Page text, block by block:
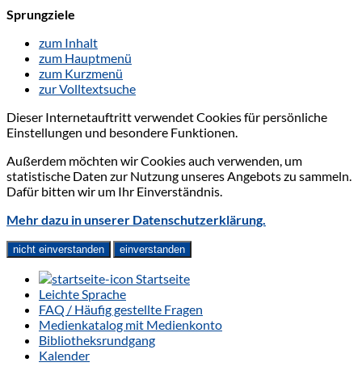
Sprungziele
zum Inhalt
zum Hauptmenü
zum Kurzmenü
zur Volltextsuche
Dieser Internetauftritt verwendet Cookies für persönliche
Einstellungen und besondere Funktionen.
Außerdem möchten wir Cookies auch verwenden, um
statistische Daten zur Nutzung unseres Angebots zu sammeln.
Dafür bitten wir um Ihr Einverständnis.
Mehr dazu in unserer Datenschutzerklärung.
nicht einverstanden einverstanden
Startseite
Leichte Sprache
FAQ / Häufig gestellte Fragen
Medienkatalog mit Medienkonto
Bibliotheksrundgang
Kalender